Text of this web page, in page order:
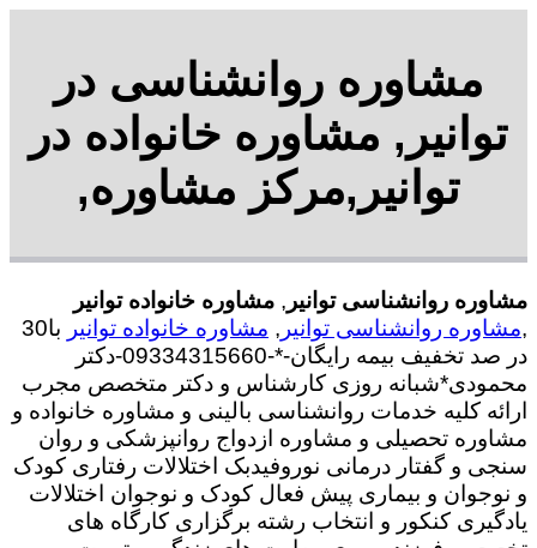
مشاوره روانشناسی در
توانیر, مشاوره خانواده در
توانیر,مرکز مشاوره,
مشاوره روانشناسی توانیر , مشاوره خانواده توانیر
,مشاوره روانشناسی توانیر , مشاوره خانواده توانیر
با30
در صد تخفیف بیمه رایگان-*-09334315660-دکتر
محمودی*شبانه روزی کارشناس و دکتر متخصص مجرب
ارائه کلیه خدمات روانشناسی بالینی و مشاوره خانواده و
مشاوره تحصیلی و مشاوره ازدواج روانپزشکی و روان
سنجی و گفتار درمانی نوروفیدبک اختلالات رفتاری کودک
و نوجوان و بیماری پیش فعال کودک و نوجوان اختلالات
یادگیری کنکور و انتخاب رشته برگزاری کارگاه های